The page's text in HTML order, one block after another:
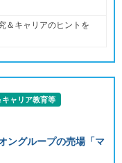
＆キャリアのヒントを
キャリア教育等
ングループの売場「マ